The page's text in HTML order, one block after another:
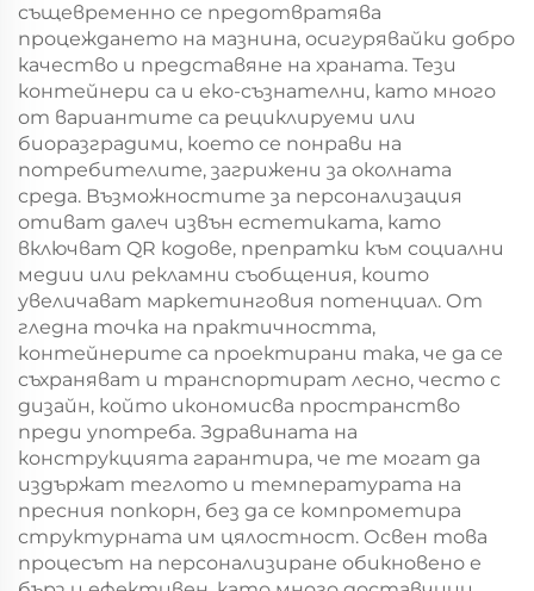
същевременно се предотвратява
процеждането на мазнина, осигурявайки добро
качество и представяне на храната. Тези
контейнери са и еко-съзнателни, като много
от вариантите са рециклируеми или
биоразградими, което се понрави на
потребителите, загрижени за околната
среда. Възможностите за персонализация
отиват далеч извън естетиката, като
включват QR кодове, препратки към социални
медии или рекламни съобщения, които
увеличават маркетинговия потенциал. От
гледна точка на практичността,
контейнерите са проектирани така, че да се
съхраняват и транспортират лесно, често с
дизайн, който икономисва пространство
преди употреба. Здравината на
конструкцията гарантира, че те могат да
издържат теглото и температурата на
пресния попкорн, без да се компрометира
структурната им цялостност. Освен това
процесът на персонализиране обикновено е